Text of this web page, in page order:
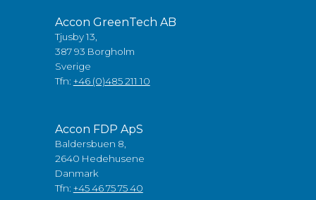
Accon GreenTech AB
Tjusby 13,
387 93 Borgholm
Sverige
Tfn: +46 (0)485 211 10
Accon FDP ApS
Baldersbuen 8,
2640 Hedehusene
Danmark
Tfn: +45 46 75 75 40